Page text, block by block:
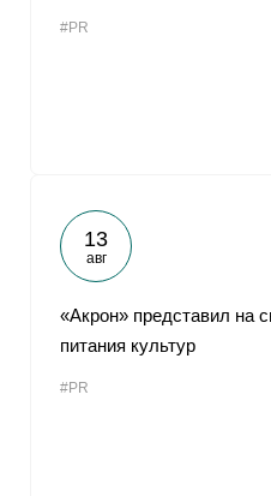
#PR
13
авг
«Акрон» представил на
питания культур
#PR